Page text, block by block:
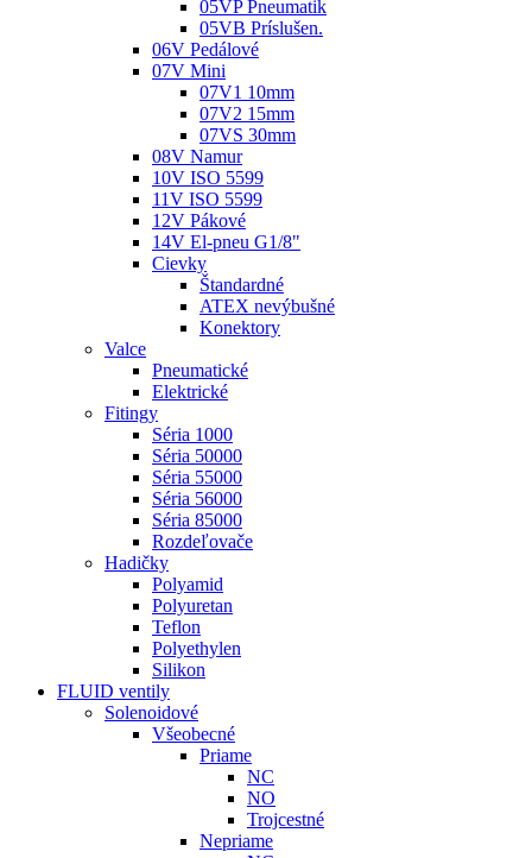
05VP Pneumatik
05VB Príslušen.
06V Pedálové
07V Mini
07V1 10mm
07V2 15mm
07VS 30mm
08V Namur
10V ISO 5599
11V ISO 5599
12V Pákové
14V El-pneu G1/8"
Cievky
Štandardné
ATEX nevýbušné
Konektory
Valce
Pneumatické
Elektrické
Fitingy
Séria 1000
Séria 50000
Séria 55000
Séria 56000
Séria 85000
Rozdeľovače
Hadičky
Polyamid
Polyuretan
Teflon
Polyethylen
Silikon
FLUID ventily
Solenoidové
Všeobecné
Priame
NC
NO
Trojcestné
Nepriame